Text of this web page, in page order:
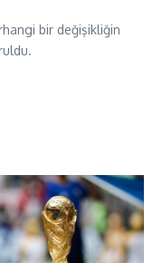
bir değişikliğin